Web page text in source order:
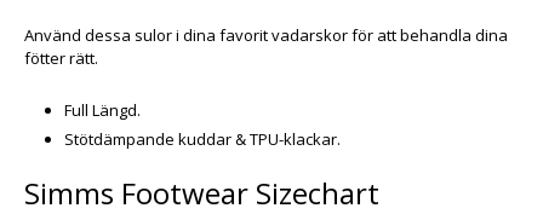
Använd dessa sulor i dina favorit vadarskor för att behandla dina
fötter rätt.
Full Längd.
Stötdämpande kuddar & TPU-klackar.
Simms Footwear Sizechart